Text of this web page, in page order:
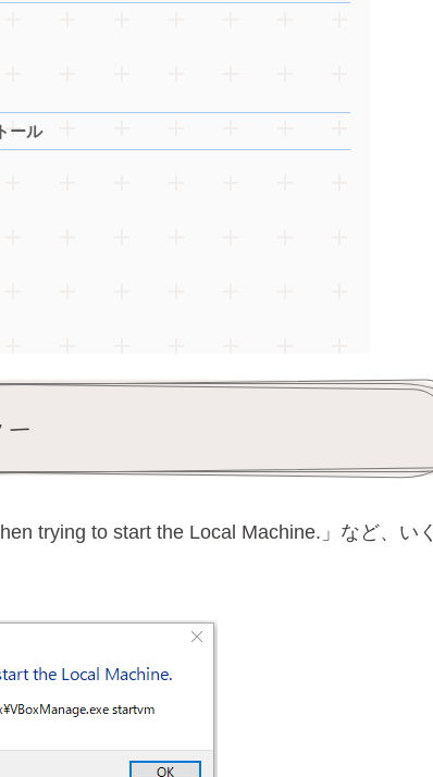
ール
trying to start the Local Machine.」など、いく